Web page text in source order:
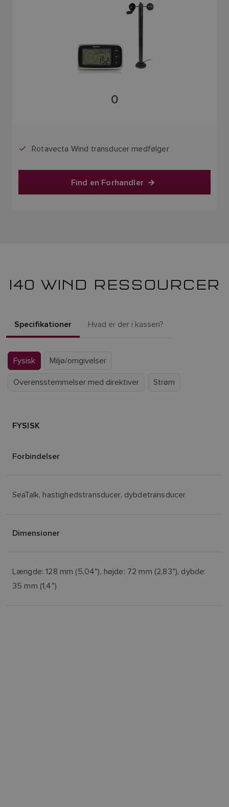
0
Rotavecta Wind transducer medfølger
Find en Forhandler
I40 WIND RESSOURCER
Specifikationer Hvad er der i kassen?
Fysisk Miljø/omgivelser
Overensstemmelser med direktiver Strøm
FYSISK
Forbindelser
SeaTalk, hastighedstransducer, dybdetransducer
Dimensioner
Længde: 128 mm (5,04"), højde: 72 mm (2,83"), dybde:
35 mm (1,4")